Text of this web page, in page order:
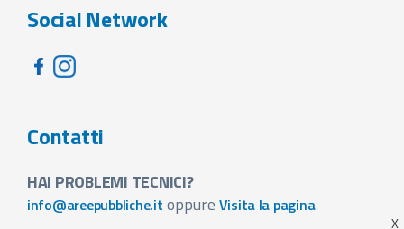
Social Network
Contatti
HAI PROBLEMI TECNICI?
info@areepubbliche.it oppure Visita la pagina